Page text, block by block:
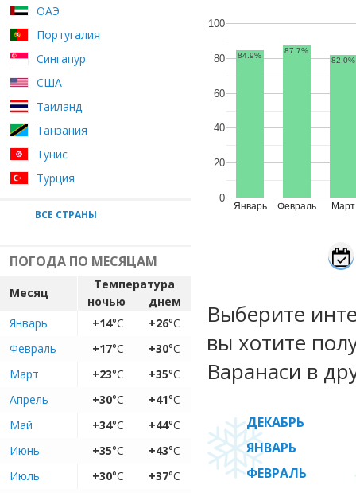
ОАЭ
Португалия
Сингапур
США
Таиланд
Танзания
Тунис
Турция
ВСЕ СТРАНЫ
ПОГОДА ПО МЕСЯЦАМ
Месяц
Температура
ночью
днем
Январь
+14°C +26°C
Февраль
+17°C +30°C
Март
+23°C +35°C
Апрель
+30°C +41°C
Май
+34°C +44°C
Июнь
+35°C +43°C
Июль
+30°C +37°C
Январь Февраль Март
0
20
40
60
80
100
84.9%
87.7%
82.0%
Выберите
вы хотите
Варанаси в
ДЕКАБРЬ
ЯНВАРЬ
ФЕВРАЛЬ